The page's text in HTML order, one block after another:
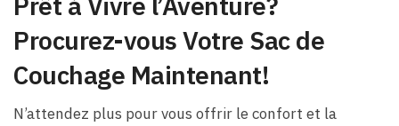
Procurez-vous Votre Sac de
Couchage Maintenant!
N’attendez plus pour vous offrir le confort et la